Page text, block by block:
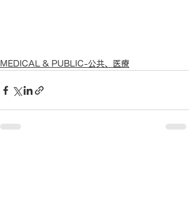
MEDICAL & PUBLIC-公共、医療